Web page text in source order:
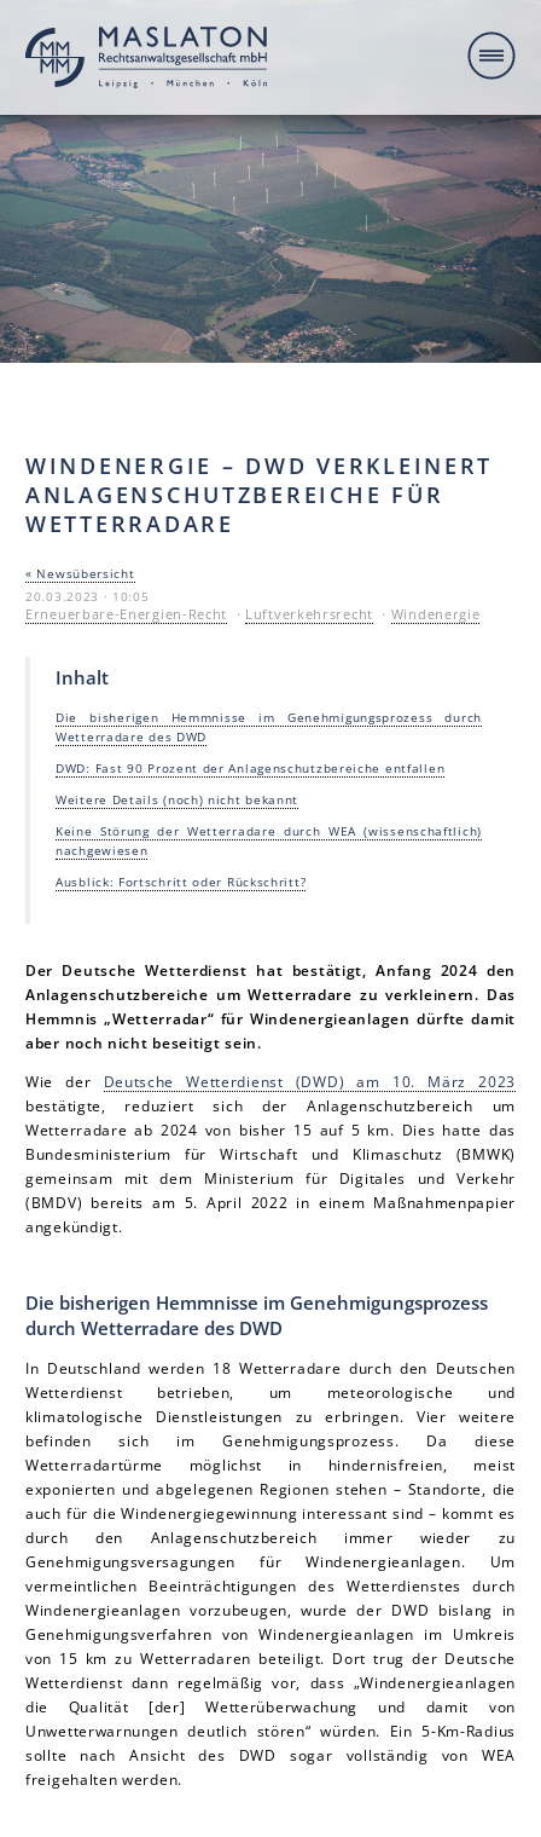
WINDENERGIE – DWD VERKLEINERT
ANLAGENSCHUTZBEREICHE FÜR
WETTERRADARE
« Newsübersicht
20.03.2023 · 10:05
Erneuerbare-Energien-Recht · Luftverkehrsrecht · Windenergie
Inhalt
Die bisherigen Hemmnisse im Genehmigungsprozess durch
Wetterradare des DWD
DWD: Fast 90 Prozent der Anlagenschutzbereiche entfallen
Weitere Details (noch) nicht bekannt
Keine Störung der Wetterradare durch WEA (wissenschaftlich)
nachgewiesen
Ausblick: Fortschritt oder Rückschritt?
Der Deutsche Wetterdienst hat bestätigt, Anfang 2024 den
Anlagenschutzbereiche um Wetterradare zu verkleinern. Das
Hemmnis „Wetterradar“ für Windenergieanlagen dürfte damit
aber noch nicht beseitigt sein.
Wie der Deutsche Wetterdienst (DWD) am 10. März 2023
bestätigte, reduziert sich der Anlagenschutzbereich um
Wetterradare ab 2024 von bisher 15 auf 5 km. Dies hatte das
Bundesministerium für Wirtschaft und Klimaschutz (BMWK)
gemeinsam mit dem Ministerium für Digitales und Verkehr
(BMDV) bereits am 5. April 2022 in einem Maßnahmenpapier
angekündigt.
Die bisherigen Hemmnisse im Genehmigungsprozess
durch Wetterradare des DWD
In Deutschland werden 18 Wetterradare durch den Deutschen
Wetterdienst betrieben, um meteorologische und
klimatologische Dienstleistungen zu erbringen. Vier weitere
befinden sich im Genehmigungsprozess. Da diese
Wetterradartürme möglichst in hindernisfreien, meist
exponierten und abgelegenen Regionen stehen – Standorte, die
auch für die Windenergiegewinnung interessant sind – kommt es
durch den Anlagenschutzbereich immer wieder zu
Genehmigungsversagungen für Windenergieanlagen. Um
vermeintlichen Beeinträchtigungen des Wetterdienstes durch
Windenergieanlagen vorzubeugen, wurde der DWD bislang in
Genehmigungsverfahren von Windenergieanlagen im Umkreis
von 15 km zu Wetterradaren beteiligt. Dort trug der Deutsche
Wetterdienst dann regelmäßig vor, dass „Windenergieanlagen
die Qualität [der] Wetterüberwachung und damit von
Unwetterwarnungen deutlich stören“ würden. Ein 5-Km-Radius
sollte nach Ansicht des DWD sogar vollständig von WEA
freigehalten werden.